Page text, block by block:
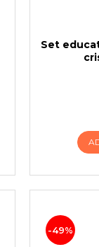
Set
-49%